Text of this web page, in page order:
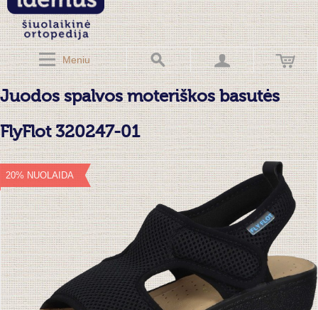
Meniu
Juodos spalvos moteriškos basutės
FlyFlot 320247-01
20% NUOLAIDA